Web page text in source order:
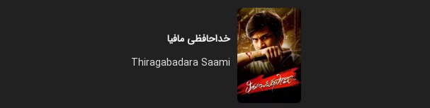
خداحافظی مافیا
Thiragabadara Saami